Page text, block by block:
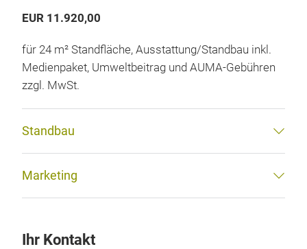
EUR 11.920,00
für 24 m² Standfläche, Ausstattung/Standbau inkl.
Medienpaket, Umweltbeitrag und AUMA-Gebühren
zzgl. MwSt.
Standbau
Marketing
Ihr Kontakt